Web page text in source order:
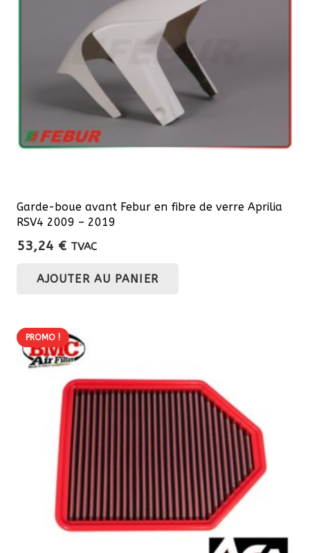
Garde-boue avant Febur en fibre de verre Aprilia
RSV4 2009 – 2019
53,24 € TVAC
AJOUTER AU PANIER
PROMO !